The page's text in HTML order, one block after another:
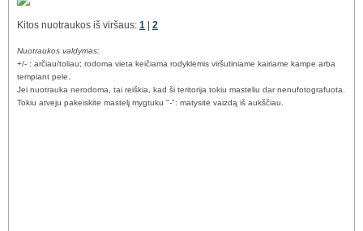
Kitos nuotraukos iš viršaus: 1 2
Nuotraukos valdymas:
+/- : arčiau/toliau; rodoma vieta keičiama rodyklėmis viršutiniame kairiame kampe arba
tempiant pele.
Jei nuotrauka nerodoma, tai reiškia, kad ši teritorija tokiu masteliu dar nenufotografuota.
Tokiu atveju pakeiskite mastelį mygtuku "-": matysite vaizdą iš aukščiau.